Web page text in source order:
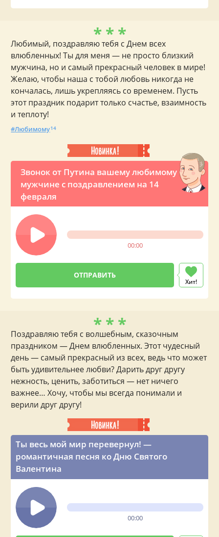
Звонок от Путина вашему любимому
мужчине с поздравлением на 14
февраля
00:00
Хит!
* * *
Любимый, поздравляю тебя с Днем всех
влюбленных! Ты для меня — не просто близкий
мужчина, но и самый прекрасный человек в мире!
Желаю, чтобы наша с тобой любовь никогда не
кончалась, лишь укрепляясь со временем. Пусть
этот праздник подарит только счастье, взаимность
и теплоту!
Любимому14
Ты весь мой мир перевернул! —
романтичная песня ко Дню Святого
Валентина
00:00
* * *
Поздравляю тебя с волшебным, сказочным
праздником — Днем влюбленных. Этот чудесный
день — самый прекрасный из всех, ведь что может
быть удивительнее любви? Дарить друг другу
нежность, ценить, заботиться — нет ничего
важнее… Хочу, чтобы мы всегда понимали и
верили друг другу!